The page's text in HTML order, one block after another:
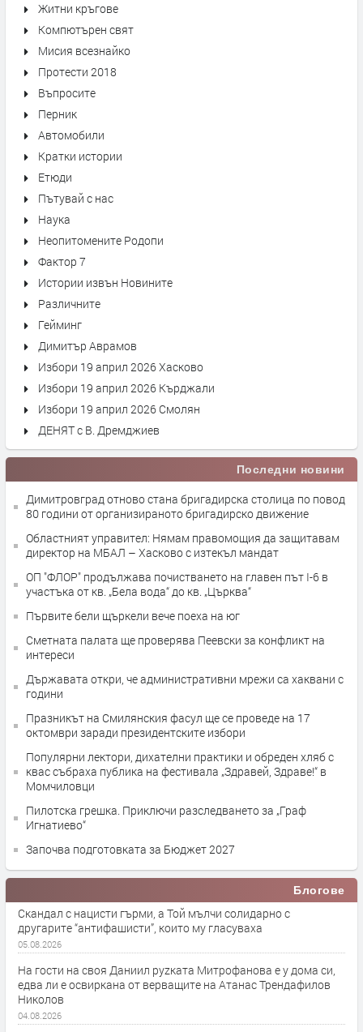
Житни кръгове
Компютърен свят
Мисия всезнайко
Протести 2018
Въпросите
Перник
Автомобили
Кратки истории
Етюди
Пътувай с нас
Наука
Неопитомените Родопи
Фактор 7
Истории извън Новините
Различните
Гейминг
Димитър Аврамов
Избори 19 април 2026 Хасково
Избори 19 април 2026 Кърджали
Избори 19 април 2026 Смолян
ДЕНЯТ с В. Дремджиев
Последни новини
Димитровград отново стана бригадирска столица по повод
80 години от организираното бригадирско движение
Областният управител: Нямам правомощия да защитавам
директор на МБАЛ – Хасково с изтекъл мандат
ОП "ФЛОР" продължава почистването на главен път I-6 в
участъка от кв. „Бела вода“ до кв. „Църква“
Първите бели щъркели вече поеха на юг
Сметната палата ще провeрява Пеевски за конфликт на
интереси
Държавата откри, че административни мрежи са хаквани с
години
Празникът на Смилянския фасул ще се проведе на 17
октомври заради президентските избори
Популярни лектори, дихателни практики и обреден хляб с
квас събраха публика на фестивала „Здравей, Здраве!“ в
Момчиловци
Пилотска грешка. Приключи разследването за „Граф
Игнатиево“
Започва подготовката за Бюджет 2027
Блогове
Скандал с нацисти гърми, а Той мълчи солидарно с
другарите “антифашисти”, които му гласуваха
05.08.2026
На гости на своя Даниил руzката Митрофанова е у дома си,
едва ли е освиркана от верващите на Атанас Трендафилов
Николов
04.08.2026